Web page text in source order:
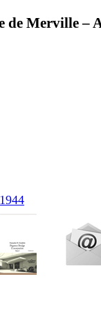
de Merville –